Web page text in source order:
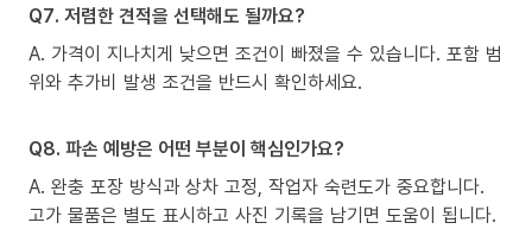
Q7. 저렴한 견적을 선택해도 될까요?
A. 가격이 지나치게 낮으면 조건이 빠졌을 수 있습니다. 포함 범
위와 추가비 발생 조건을 반드시 확인하세요.
Q8. 파손 예방은 어떤 부분이 핵심인가요?
A. 완충 포장 방식과 상차 고정, 작업자 숙련도가 중요합니다.
고가 물품은 별도 표시하고 사진 기록을 남기면 도움이 됩니다.